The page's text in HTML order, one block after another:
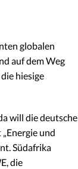
globalen
auf dem Weg
hiesige
will die deutsche
und
Südafrika
die